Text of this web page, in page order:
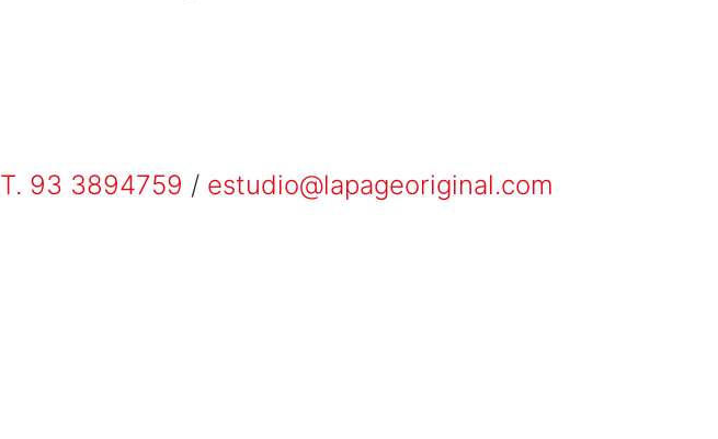
T. 93 3894759 / estudio@lapageoriginal.com